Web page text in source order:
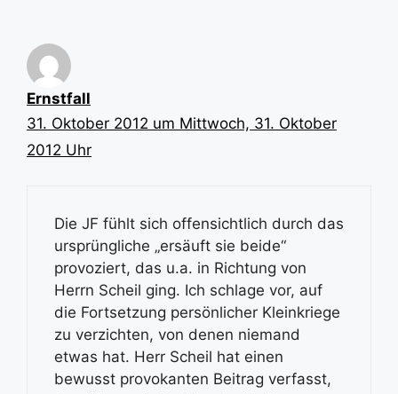
Ernstfall
31. Oktober 2012 um Mittwoch, 31. Oktober
2012 Uhr
Die JF fühlt sich offensichtlich durch das
ursprüngliche „ersäuft sie beide“
provoziert, das u.a. in Richtung von
Herrn Scheil ging. Ich schlage vor, auf
die Fortsetzung persönlicher Kleinkriege
zu verzichten, von denen niemand
etwas hat. Herr Scheil hat einen
bewusst provokanten Beitrag verfasst,